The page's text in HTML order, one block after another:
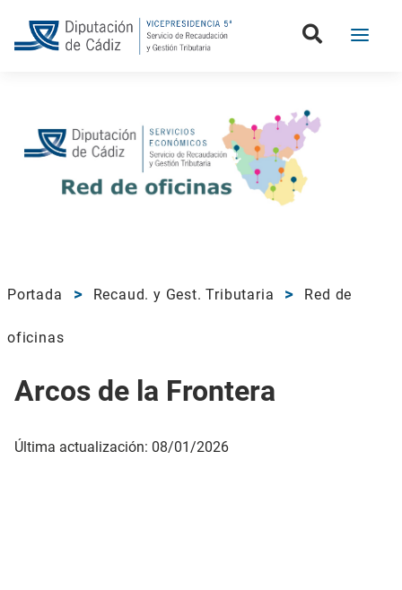
Portada Recaud. y Gest. Tributaria Red de
oficinas
Arcos de la Frontera
Última actualización: 08/01/2026